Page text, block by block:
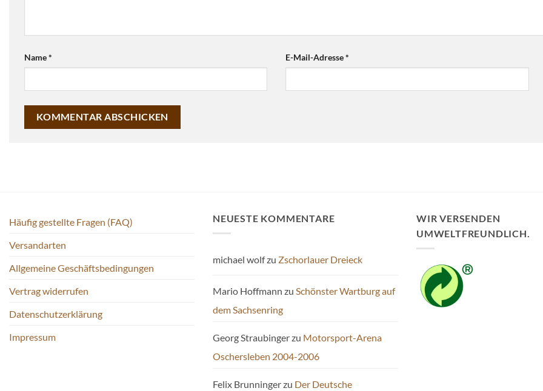
Name* E-Mail-Adresse*
Häufig gestellte Fragen (FAQ)
Versandarten
Allgemeine Geschäftsbedingungen
Vertrag widerrufen
Datenschutzerklärung
Impressum
NEUESTE KOMMENTARE
michael wolfzu Zschorlauer Dreieck
Mario Hoffmann zu Schönster Wartburg auf
dem Sachsenring
Georg Straubingerzu Motorsport-Arena
Oschersleben 2004-2006
Felix Brunningerzu Der Deutsche
WIR VERSENDEN
UMWELTFREUNDLICH.